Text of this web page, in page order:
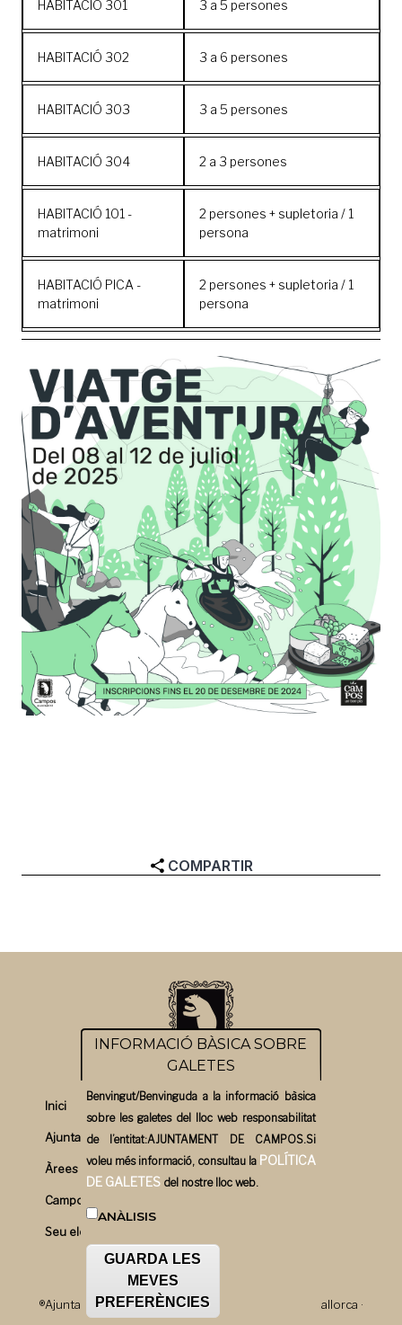
HABITACIÓ 301 3 a 5 persones
HABITACIÓ 302 3 a 6 persones
HABITACIÓ 303 3 a 5 persones
HABITACIÓ 304 2 a 3 persones
HABITACIÓ 101 -
matrimoni
2 persones + supletoria / 1
persona
HABITACIÓ PICA -
matrimoni
2 persones + supletoria / 1
persona
COMPARTIR
Inici
Ajuntament
Àrees
Campos un bon pla
Seu electrònica
®Ajuntament de Campos · Plaça Major, 1 · 07630 · Mallorca ·
T.971.169.500
INFORMACIÓ BÀSICA SOBRE
GALETES
Benvingut/Benvinguda a la informació bàsica
sobre les galetes del lloc web responsabilitat
de l’entitat:AJUNTAMENT DE CAMPOS.Si
voleu més informació, consultau la POLÍTICA
DE GALETES del nostre lloc web.
ANÀLISIS
GUARDA LES
MEVES
PREFERÈNCIES